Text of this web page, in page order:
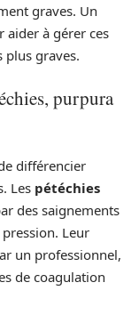
graves. Un
à gérer ces
plus graves.
purpura
différencier
Les pétéchies
des saignements
Leur
un professionnel,
de coagulation